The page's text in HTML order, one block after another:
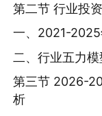
第二节 行业投
一、2021-
二、行业五力
第三节 2026-
析